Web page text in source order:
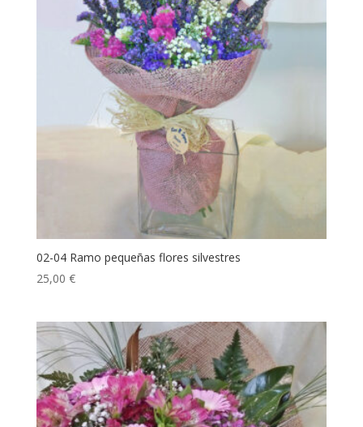
02-04 Ramo pequeñas flores silvestres
25,00 €